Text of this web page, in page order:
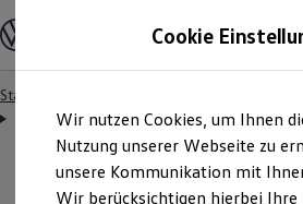
Hauptinhalt
springen
Footer
springen
Modelle & Konfigurator
Nutzfahrzeugkategorien
Modelle konfigurieren
Vorgängermodelle und
Vorgängermodelle
Oldtimer
Bulli Historie
Startseite
Servicetermin anfragen
Cookie
Wir nutzen Cookies, um Ihnen
Nutzung unserer Webseite zu
unsere Kommunikation mit
Wir berücksichtigen hierbei Ihre